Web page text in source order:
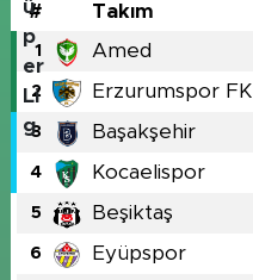
# Takım
1 Amed
2 Erzurumspor FK
3 Başakşehir
4 Kocaelispor
5 Beşiktaş
6 Eyüpspor